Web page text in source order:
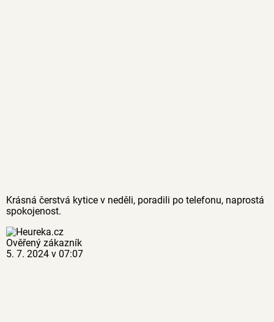
Krásná čerstvá kytice v neděli, poradili po telefonu, naprostá
spokojenost.
Ověřený zákazník
5. 7. 2024 v 07:07